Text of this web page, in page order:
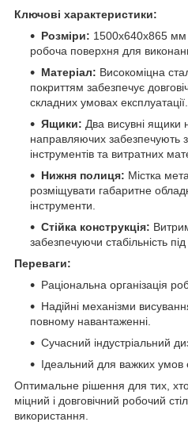
Ключові характеристики:
Розміри: 1500x640x865 мм
робоча поверхня для
Матеріал: Високоміцна
покриттям забезпечує
складних умовах експлуатації.
Ящики: Два висувні ящики
направляючих забезпечують
інструментів та витратних
Нижня полиця: Містка
розміщувати габаритне
інструменти.
Стійка конструкція:
забезпечуючи стабільність
Переваги:
Раціональна організація
Надійні механізми
повному навантаженні.
Сучасний індустріальний
Ідеальний для важких умов
Оптимальне рішення для тих,
міцний і довговічний робочий
використання.